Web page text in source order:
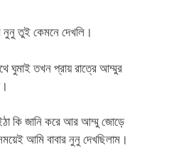
নুনু তুই কেমনে দেখলি।
ঘুমাই তখন প্রায় রাত্রে আম্মুর
কি জানি করে আর আম্মু জোড়ে
আমি বাবার নুনু দেখছিলাম।